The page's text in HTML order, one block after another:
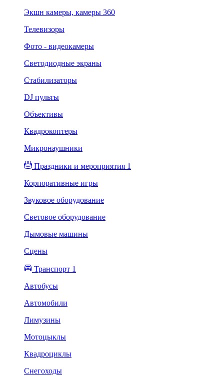
Экшн камеры, камеры 360
Телевизоры
Фото - видеокамеры
Светодиодные экраны
Стабилизаторы
DJ пульты
Объективы
Квадрокоптеры
Микронаушники
Праздники и мероприятия 1
Корпоративные игры
Звуковое оборудование
Световое оборудование
Дымовые машины
Сцены
Транспорт 1
Автобусы
Автомобили
Лимузины
Мотоцыклы
Квадроциклы
Снегоходы